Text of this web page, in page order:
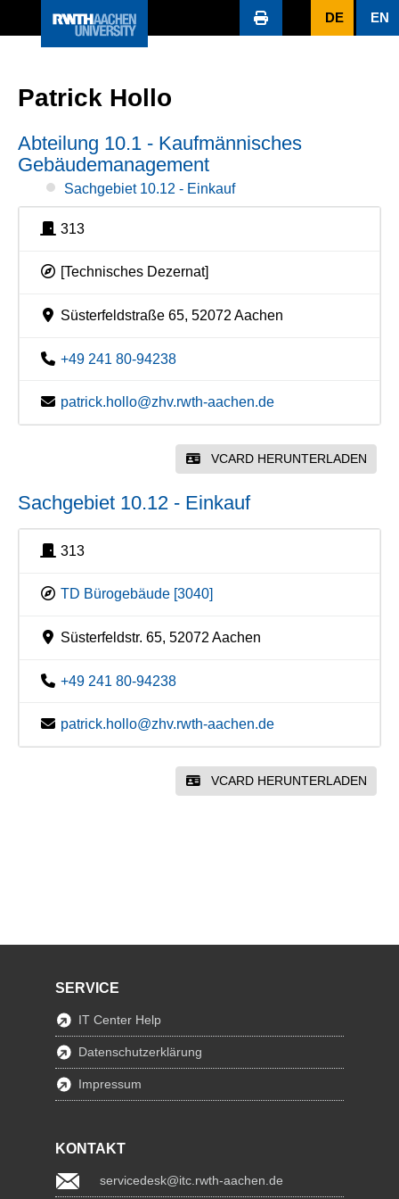
DE EN
Patrick Hollo
Abteilung 10.1 - Kaufmännisches
Gebäudemanagement
Sachgebiet 10.12 - Einkauf
313
[Technisches Dezernat]
Süsterfeldstraße 65, 52072 Aachen
+49 241 80-94238
patrick.hollo@zhv.rwth-aachen.de
VCARD HERUNTERLADEN
Sachgebiet 10.12 - Einkauf
313
TD Bürogebäude [3040]
Süsterfeldstr. 65, 52072 Aachen
+49 241 80-94238
patrick.hollo@zhv.rwth-aachen.de
VCARD HERUNTERLADEN
SERVICE
IT Center Help
Datenschutzerklärung
Impressum
KONTAKT
servicedesk@itc.rwth-aachen.de